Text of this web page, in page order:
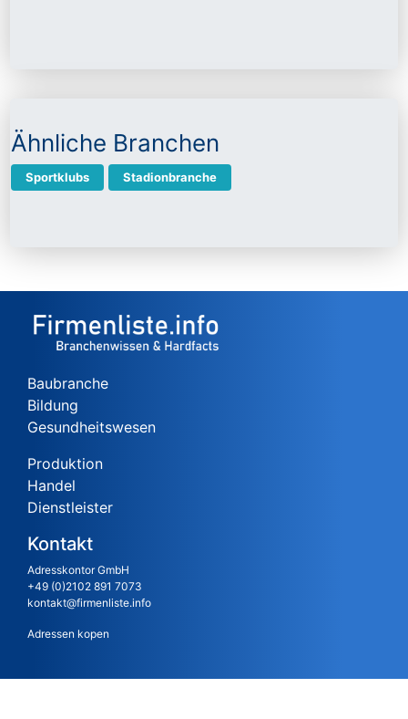
Ähnliche Branchen
Sportklubs Stadionbranche
Baubranche
Bildung
Gesundheitswesen
Produktion
Handel
Dienstleister
Kontakt
Adresskontor GmbH
+49 (0)2102 891 7073
kontakt@firmenliste.info
Adressen kopen